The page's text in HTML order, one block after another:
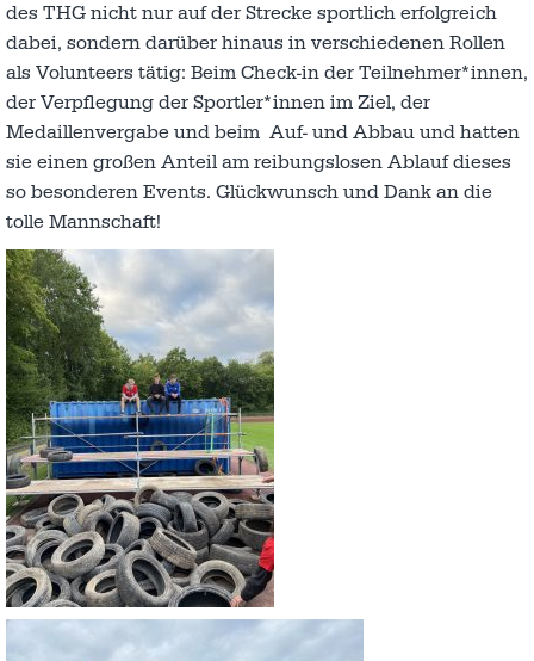
des THG nicht nur auf der Strecke sportlich erfolgreich
dabei, sondern darüber hinaus in verschiedenen Rollen
als Volunteers tätig: Beim Check-in der Teilnehmer*innen,
der Verpflegung der Sportler*innen im Ziel, der
Medaillenvergabe und beim Auf- und Abbau und hatten
sie einen großen Anteil am reibungslosen Ablauf dieses
so besonderen Events. Glückwunsch und Dank an die
tolle Mannschaft!